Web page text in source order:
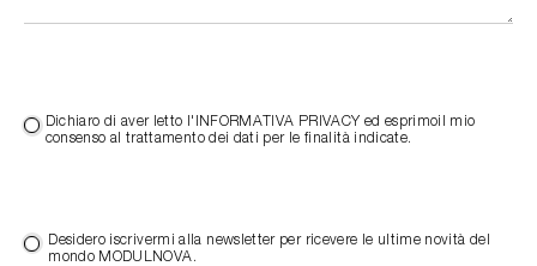
Dichiaro di aver letto l'INFORMATIVA PRIVACY ed esprimoil mio
consenso al trattamento dei dati per le finalità indicate.
Desidero iscrivermi alla newsletter per ricevere le ultime novità del
mondo MODULNOVA.